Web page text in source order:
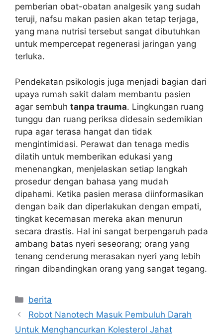
pemberian obat-obatan analgesik yang sudah
teruji, nafsu makan pasien akan tetap terjaga,
yang mana nutrisi tersebut sangat dibutuhkan
untuk mempercepat regenerasi jaringan yang
terluka.
Pendekatan psikologis juga menjadi bagian dari
upaya rumah sakit dalam membantu pasien
agar sembuh tanpa trauma. Lingkungan ruang
tunggu dan ruang periksa didesain sedemikian
rupa agar terasa hangat dan tidak
mengintimidasi. Perawat dan tenaga medis
dilatih untuk memberikan edukasi yang
menenangkan, menjelaskan setiap langkah
prosedur dengan bahasa yang mudah
dipahami. Ketika pasien merasa diinformasikan
dengan baik dan diperlakukan dengan empati,
tingkat kecemasan mereka akan menurun
secara drastis. Hal ini sangat berpengaruh pada
ambang batas nyeri seseorang; orang yang
tenang cenderung merasakan nyeri yang lebih
ringan dibandingkan orang yang sangat tegang.
Kategori
berita
Robot Nanotech Masuk Pembuluh Darah
Untuk Menghancurkan Kolesterol Jahat